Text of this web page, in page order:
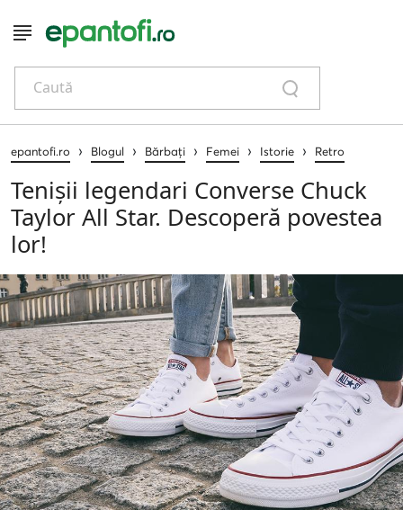
Caută
epantofi.ro › Blogul › Bărbați › Femei › Istorie › Retro
Tenișii legendari Converse Chuck
Taylor All Star. Descoperă povestea
lor!